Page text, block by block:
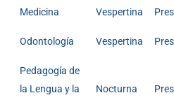
Medicina Vespertina
Odontología Vespertina
Pedagogía de
la Lengua y la
Nocturna